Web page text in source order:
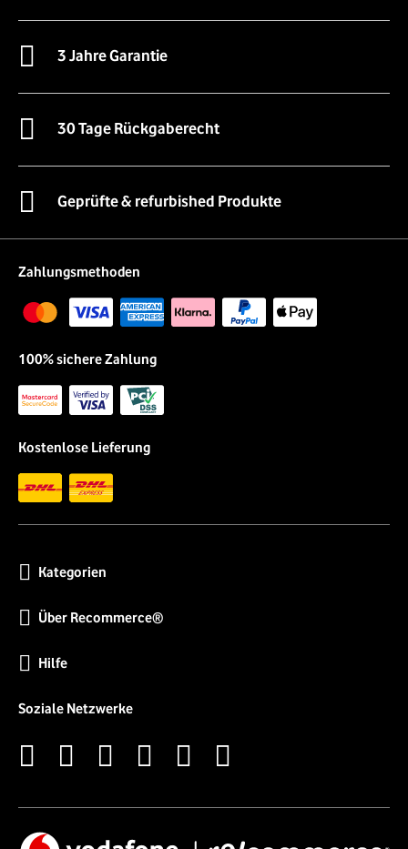
3 Jahre Garantie
30 Tage Rückgaberecht
Geprüfte & refurbished Produkte
Zahlungsmethoden
100% sichere Zahlung
Kostenlose Lieferung
Kategorien
Über Recommerce®
Hilfe
Soziale Netzwerke